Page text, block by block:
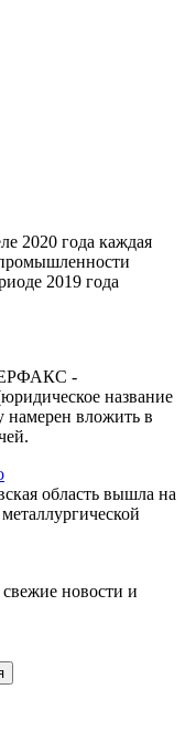
2020 года каждая
2019 года
-
название
вложить в
область вышла на
новости и